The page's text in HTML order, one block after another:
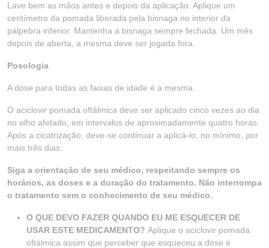
Lave bem as mãos antes e depois da aplicação. Aplique um
centímetro da pomada liberada pela bisnaga no interior da
pálpebra inferior. Mantenha a bisnaga sempre fechada. Um mês
depois de aberta, a mesma deve ser jogada fora.
Posologia
A dose para todas as faixas de idade é a mesma.
O aciclovir pomada oftálmica deve ser aplicado cinco vezes ao dia
no olho afetado, em intervalos de aproximadamente quatro horas.
Após a cicatrização, deve-se continuar a aplicá-lo, no mínimo, por
mais três dias.
Siga a orientação de seu médico, respeitando sempre os
horários, as doses e a duração do tratamento. Não interrompa
o tratamento sem o conhecimento de seu médico.
O QUE DEVO FAZER QUANDO EU ME ESQUECER DE
USAR ESTE MEDICAMENTO? Aplique o aciclovir pomada
oftálmica assim que perceber que esqueceu a dose e